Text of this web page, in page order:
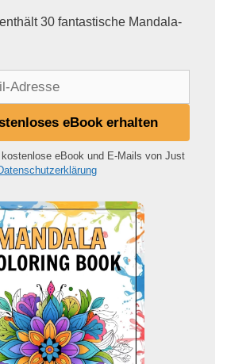
30 fantastische Mandala-
eBook erhalten
kostenlose eBook und E-Mails von Just